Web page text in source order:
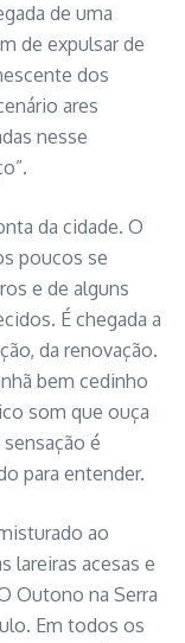
de uma
de expulsar de
dos
ares
nesse
da cidade. O
poucos se
e de alguns
É chegada a
da renovação.
bem cedinho
som que ouça
é
para entender.
ao
lareiras acesas e
Outono na Serra
Em todos os